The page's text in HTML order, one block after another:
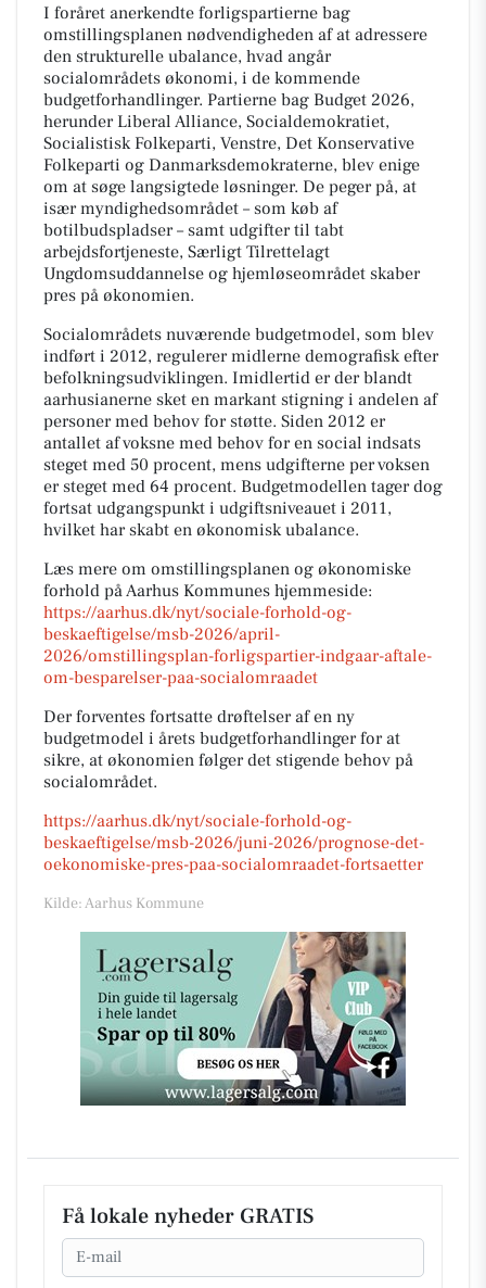
I foråret anerkendte forligspartierne bag
omstillingsplanen nødvendigheden af at adressere
den strukturelle ubalance, hvad angår
socialområdets økonomi, i de kommende
budgetforhandlinger. Partierne bag Budget 2026,
herunder Liberal Alliance, Socialdemokratiet,
Socialistisk Folkeparti, Venstre, Det Konservative
Folkeparti og Danmarksdemokraterne, blev enige
om at søge langsigtede løsninger. De peger på, at
især myndighedsområdet – som køb af
botilbudspladser – samt udgifter til tabt
arbejdsfortjeneste, Særligt Tilrettelagt
Ungdomsuddannelse og hjemløseområdet skaber
pres på økonomien.
Socialområdets nuværende budgetmodel, som blev
indført i 2012, regulerer midlerne demografisk efter
befolkningsudviklingen. Imidlertid er der blandt
aarhusianerne sket en markant stigning i andelen af
personer med behov for støtte. Siden 2012 er
antallet af voksne med behov for en social indsats
steget med 50 procent, mens udgifterne per voksen
er steget med 64 procent. Budgetmodellen tager dog
fortsat udgangspunkt i udgiftsniveauet i 2011,
hvilket har skabt en økonomisk ubalance.
Læs mere om omstillingsplanen og økonomiske
forhold på Aarhus Kommunes hjemmeside:
https://aarhus.dk/nyt/sociale-forhold-og-
beskaeftigelse/msb-2026/april-
2026/omstillingsplan-forligspartier-indgaar-aftale-
om-besparelser-paa-socialomraadet
Der forventes fortsatte drøftelser af en ny
budgetmodel i årets budgetforhandlinger for at
sikre, at økonomien følger det stigende behov på
socialområdet.
https://aarhus.dk/nyt/sociale-forhold-og-
beskaeftigelse/msb-2026/juni-2026/prognose-det-
oekonomiske-pres-paa-socialomraadet-fortsaetter
Kilde: Aarhus Kommune
Få lokale nyheder GRATIS
Email